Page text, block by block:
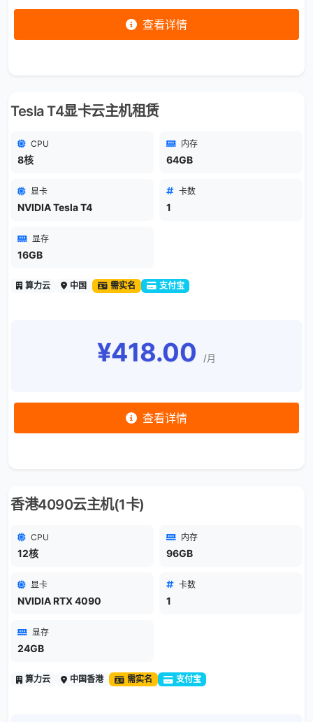
查看详情
Tesla T4显卡云主机租赁
CPU
8核
内存
64GB
显卡
NVIDIA Tesla T4
卡数
1
显存
16GB
算力云 中国 需实名 支付宝
¥418.00 /月
查看详情
香港4090云主机(1卡)
CPU
12核
内存
96GB
显卡
NVIDIA RTX 4090
卡数
1
显存
24GB
算力云 中国香港 需实名 支付宝